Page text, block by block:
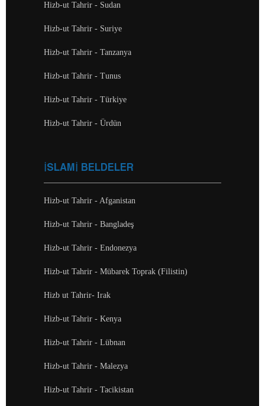
Hizb-ut Tahrir - Sudan
Hizb-ut Tahrir - Suriye
Hizb-ut Tahrir - Tanzanya
Hizb-ut Tahrir - Tunus
Hizb-ut Tahrir - Türkiye
Hizb-ut Tahrir - Ürdün
İSLAMİ BELDELER
Hizb-ut Tahrir - Afganistan
Hizb-ut Tahrir - Bangladeş
Hizb-ut Tahrir - Endonezya
Hizb-ut Tahrir - Mübarek Toprak (Filistin)
Hizb ut Tahrir- Irak
Hizb-ut Tahrir - Kenya
Hizb-ut Tahrir - Lübnan
Hizb-ut Tahrir - Malezya
Hizb-ut Tahrir - Tacikistan